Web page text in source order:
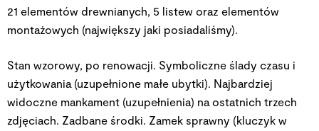
21 elementów drewnianych, 5 listew oraz elementów
montażowych (największy jaki posiadaliśmy).
Stan wzorowy, po renowacji. Symboliczne ślady czasu i
użytkowania (uzupełnione małe ubytki). Najbardziej
widoczne mankament (uzupełnienia) na ostatnich trzech
zdjęciach. Zadbane środki. Zamek sprawny (kluczyk w